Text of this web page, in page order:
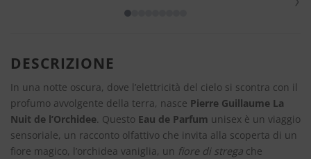
DESCRIZIONE
In una notte oscura, dove l’elettricità del cielo si scontra con il
profumo avvolgente della terra, nasce Pierre Guillaume La
Nuit de l’Orchidee. Questo Eau de Parfum unisex è un viaggio
sensoriale, un racconto olfattivo che invita alla scoperta di un
fiore magico, l’orchidea vaniglia, un fiore di strega che